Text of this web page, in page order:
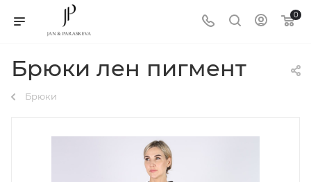
0
Брюки лен пигмент
Брюки